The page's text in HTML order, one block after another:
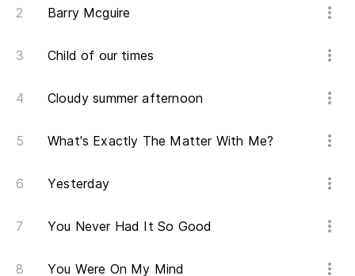
Barry Mcguire
Child of our times
Cloudy summer afternoon
What's Exactly The Matter With Me?
Yesterday
You Never Had It So Good
You Were On My Mind